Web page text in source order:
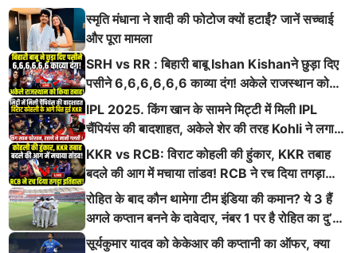
स्मृति मंधाना ने शादी की फोटोज क्यों हटाईं? जानें सच्चाई
और पूरा मामला
SRH vs RR : बिहारी बाबू Ishan Kishanने छुड़ा दिए
पसीने 6,6,6,6,6,6 काव्या दंग! अकेले राजस्थान को
किया तबाह!
IPL 2025. किंग खान के सामने मिट्टी में मिली IPL
चैंपियंस की बादशाहत, अकेले शेर की तरह Kohli ने लगाई
ऐसी दहाड़
KKR vs RCB: विराट कोहली की हुंकार, KKR तबाह
बदले की आग में मचाया तांडव! RCB ने रच दिया तगड़ा
इतिहास
रोहित के बाद कौन थामेगा टीम इंडिया की कमान? ये 3 हैं
अगले कप्तान बनने के दावेदार, नंबर 1 पर है रोहित का दु’
श्मन
सूर्यकुमार यादव को केकेआर की कप्तानी का ऑफर, क्या